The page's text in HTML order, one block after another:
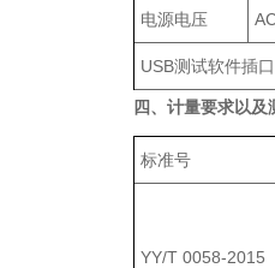
电源电压
USB测试软件插
四、计量要求以及
标准号
YY/T 0058-2015